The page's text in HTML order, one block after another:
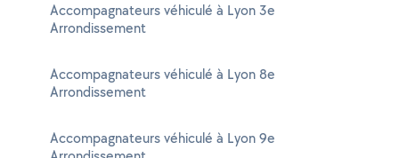
Accompagnateurs véhiculé à Lyon 3e
Arrondissement
Accompagnateurs véhiculé à Lyon 8e
Arrondissement
Accompagnateurs véhiculé à Lyon 9e